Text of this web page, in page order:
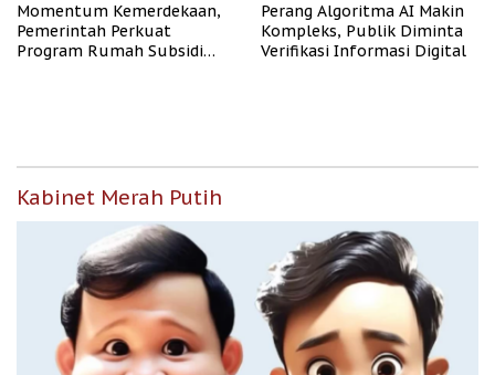
Momentum Kemerdekaan,
Pemerintah Perkuat
Program Rumah Subsidi
Perang Algoritma AI Makin
Kompleks, Publik Diminta
Verifikasi Informasi Digital
Kabinet Merah Putih